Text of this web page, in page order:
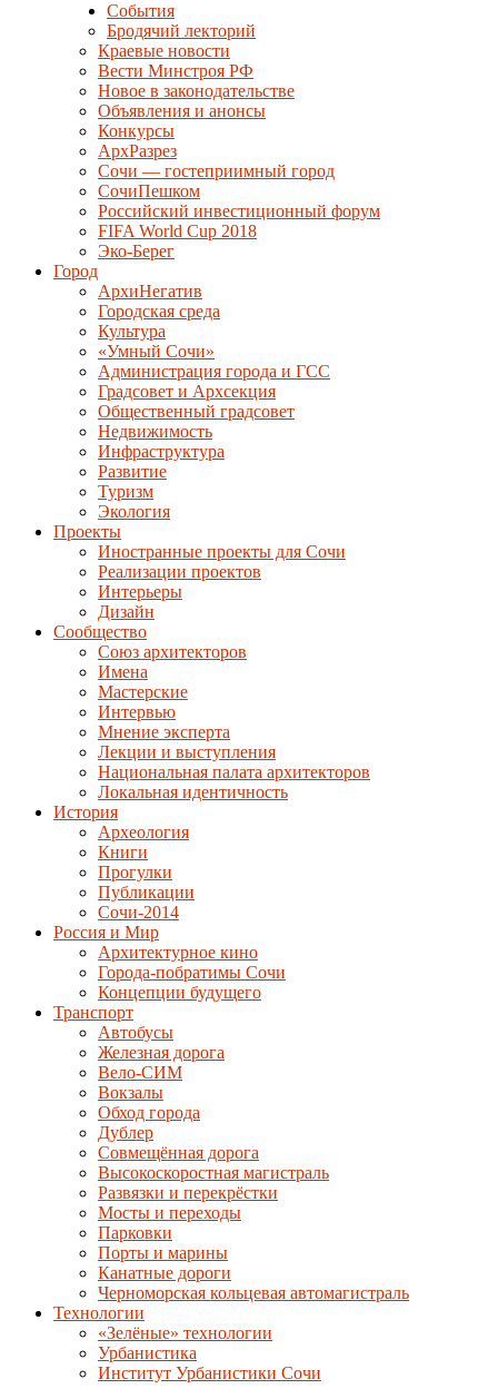
События
Бродячий лекторий
Краевые новости
Вести Минстроя РФ
Новое в законодательстве
Объявления и анонсы
Конкурсы
АрхРазрез
Сочи — гостеприимный город
СочиПешком
Российский инвестиционный форум
FIFA World Cup 2018
Эко-Берег
Город
АрхиНегатив
Городская среда
Культура
«Умный Сочи»
Администрация города и ГСС
Градсовет и Архсекция
Общественный градсовет
Недвижимость
Инфраструктура
Развитие
Туризм
Экология
Проекты
Иностранные проекты для Сочи
Реализации проектов
Интерьеры
Дизайн
Сообщество
Союз архитекторов
Имена
Мастерские
Интервью
Мнение эксперта
Лекции и выступления
Национальная палата архитекторов
Локальная идентичность
История
Археология
Книги
Прогулки
Публикации
Сочи-2014
Россия и Мир
Архитектурное кино
Города-побратимы Сочи
Концепции будущего
Транспорт
Автобусы
Железная дорога
Вело-СИМ
Вокзалы
Обход города
Дублер
Совмещённая дорога
Высокоскоростная магистраль
Развязки и перекрёстки
Мосты и переходы
Парковки
Порты и марины
Канатные дороги
Черноморская кольцевая автомагистраль
Технологии
«Зелёные» технологии
Урбанистика
Институт Урбанистики Сочи